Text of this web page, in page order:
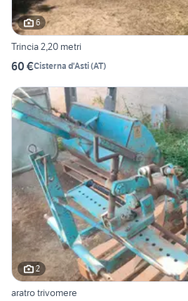
6
Trincia 2,20 metri
60 €Cisterna d'Asti(AT)
2
aratro trivomere